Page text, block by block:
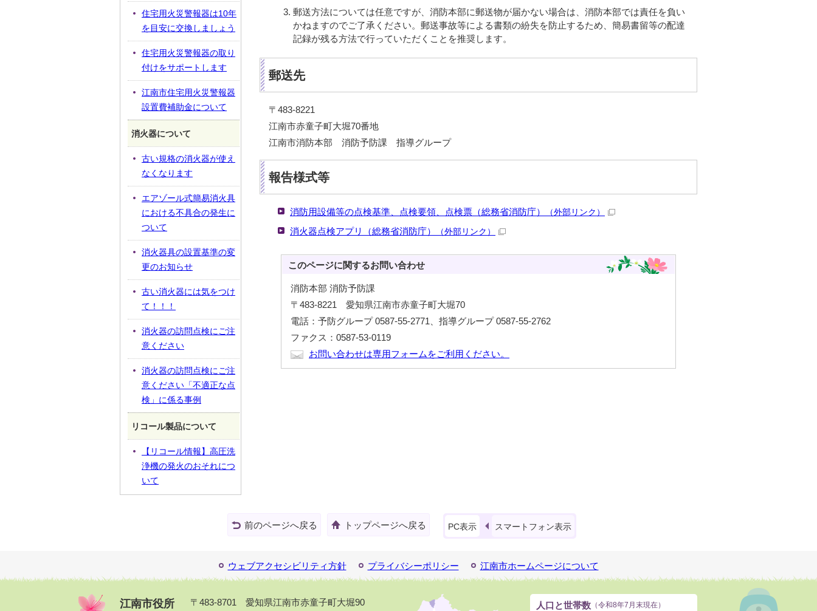
郵送方法については任意ですが、消防本部に郵送物が届かない場合は、消防本部では責任を負い
かねますのでご了承ください。郵送事故等による書類の紛失を防止するため、簡易書留等の配達
記録が残る方法で行っていただくことを推奨します。
郵送先
〒483-8221
江南市赤童子町大堀70番地
江南市消防本部 消防予防課 指導グループ
報告様式等
消防用設備等の点検基準、点検要領、点検票（総務省消防庁） （外部リンク）
消火器点検アプリ（総務省消防庁） （外部リンク）
このページに関するお問い合わせ
消防本部 消防予防課
〒483-8221 愛知県江南市赤童子町大堀70
電話：予防グループ 0587-55-2771、指導グループ 0587-55-2762
ファクス：0587-53-0119
お問い合わせは専用フォームをご利用ください。
住宅用火災警報器は10年
を目安に交換しましょう
住宅用火災警報器の取り
付けをサポートします
江南市住宅用火災警報器
設置費補助金について
消火器について
古い規格の消火器が使え
なくなります
エアゾール式簡易消火具
における不具合の発生に
ついて
消火器具の設置基準の変
更のお知らせ
古い消火器には気をつけ
て！！！
消火器の訪問点検にご注
意ください
消火器の訪問点検にご注
意ください「不適正な点
検」に係る事例
リコール製品について
【リコール情報】高圧洗
浄機の発火のおそれにつ
いて
前のページへ戻る トップページへ戻る PC表示 スマートフォン表示
ウェブアクセシビリティ方針 プライバシーポリシー 江南市ホームページについて
江南市役所 〒483-8701 愛知県江南市赤童子町大堀90 人口と世帯数 （令和8年7月末現在）